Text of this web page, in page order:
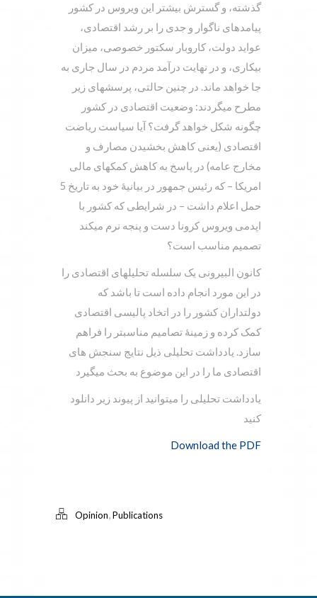
گذشته، و گسترش بیشتر این ویروس در کشور
پیامدهای ناگوار و جدی را بر رشد اقتصادی،
عواید دولت، کاروبار سکتور خصوصی، میزان
بیکاری، و در نهایت درآمد مردم در سال جاری به
جا خواهد ماند. در چنین حالتی، پرسشهای زیر
مطرح میگردند: وضعیت اقتصادی در کشور
چگونه شکل خواهد گرفت؟ آیا سیاست ریاضت
اقتصادی (یعنی کاهش بخشیدن مصارف و
مخارج عامه) در پاسخ به کاهش کمکهای مالی
امریکا – که رئیس جمهور در بیانیۀ خود به تاریخ 5
حمل اعلام داشت – در شرایطی که کشور با
اپدمی ویروس کرونا دست و پنجه نرم میکند
تصمیم مناسب است؟
کانون البیرونی یک سلسله تحلیلهای اقتصادی را
در این مورد انجام داده است تا باشد که
دولتداران کشور را در اتخاد پالیسی اقتصادی
کمک کرده و زمینۀ تصامیم مناسبتر را فراهم
سازد. یادداشت تحلیلی ذیل نتایج سنجش های
اقتصادی ما را در این موضوع به بحث میگیرد
یادداشت تحلیلی را میتوانید از پیوند زیر دانلود
کنید
Download the PDF
Opinion,Publications